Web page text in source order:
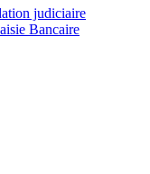
judiciaire
Bancaire